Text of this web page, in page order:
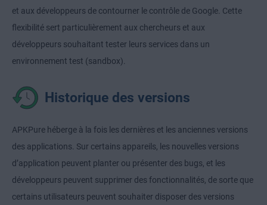
et aux développeurs de contourner le contrôle de Google. Cette
flexibilité sert particulièrement aux chercheurs et aux
développeurs souhaitant tester leurs services dans un
environnement test (sandbox).
Historique des versions
APKPure héberge à la fois les dernières et les anciennes versions
des applications. Sur certains appareils, les nouvelles versions
d’application peuvent planter ou présenter des bugs, et les
développeurs peuvent supprimer des fonctionnalités, de sorte que
certains utilisateurs peuvent souhaiter disposer des versions